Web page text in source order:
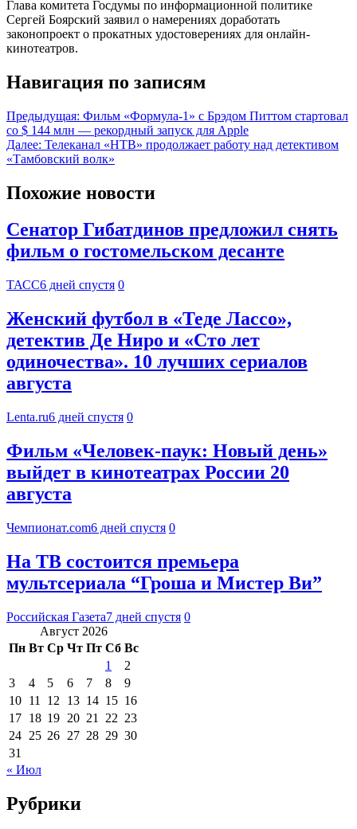
Глава комитета Госдумы по информационной политике
Сергей Боярский заявил о намерениях доработать
законопроект о прокатных удостоверениях для онлайн-
кинотеатров.
Навигация по записям
Предыдущая: Фильм «Формула-1» с Брэдом Питтом стартовал
со $ 144 млн — рекордный запуск для Apple
Далее: Телеканал «НТВ» продолжает работу над детективом
«Тамбовский волк»
Похожие новости
Сенатор Гибатдинов предложил снять
фильм о гостомельском десанте
ТАСС6 дней спустя 0
Женский футбол в «Теде Лассо»,
детектив Де Ниро и «Сто лет
одиночества». 10 лучших сериалов
августа
Lenta.ru6 дней спустя 0
Фильм «Человек-паук: Новый день»
выйдет в кинотеатрах России 20
августа
Чемпионат.com6 дней спустя 0
На ТВ состоится премьера
мультсериала “Гроша и Мистер Ви”
Российская Газета7 дней спустя 0
Август 2026
Пн Вт Ср Чт Пт Сб Вс
1
2
3
4 5 6 7 8
9
10 11 12 13 14 15 16
17 18 19 20 21 22 23
24 25 26 27 28 29 30
31
« Июл
Рубрики